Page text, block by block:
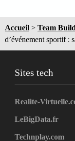
Accueil > Team
d’événement sportif :
Sites tech
Realite-
LeBigData.fr
Technplay.com